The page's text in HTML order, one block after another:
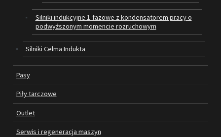
PROMOCJE
REGULAMIN
KATALOGI
OBRABIARKI DO DREWNA
SILNIKI ELEKTRYCZNE
PASY KLINOWE
FILMY
KONTAKT
Silniki indukcyjne 1-fazowe z kondensatorem pracy o
podwyższonym momencie rozruchowym
Silniki Celma Indukta
Pasy
Piły tarczowe
Outlet
Serwis i regeneracja maszyn